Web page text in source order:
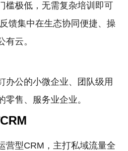
槛极低，无需复杂培训即可
馈集中在生态协同便捷、操
有云。
办公的小微企业、团队级用
零售、服务业企业。
营型CRM，主打私域流量全